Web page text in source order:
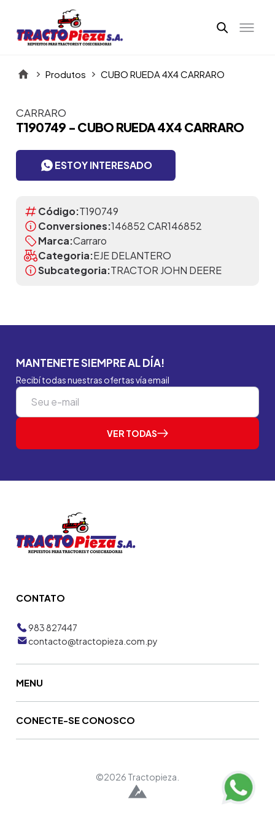
Produtos CUBO RUEDA 4X4 CARRARO
Itens da Galeria
CARRARO
T190749 - CUBO RUEDA 4X4 CARRARO
ESTOY INTERESADO
Código:T190749
Conversiones:146852 CAR146852
Marca:Carraro
Categoria:EJE DELANTERO
Subcategoria:TRACTOR JOHN DEERE
MANTENETE SIEMPRE AL DÍA!
Recibí todas nuestras ofertas vía email
VER TODAS
CONTATO
983 827447
contacto@tractopieza.com.py
MENU
CONECTE-SE CONOSCO
©2026 Tractopieza.